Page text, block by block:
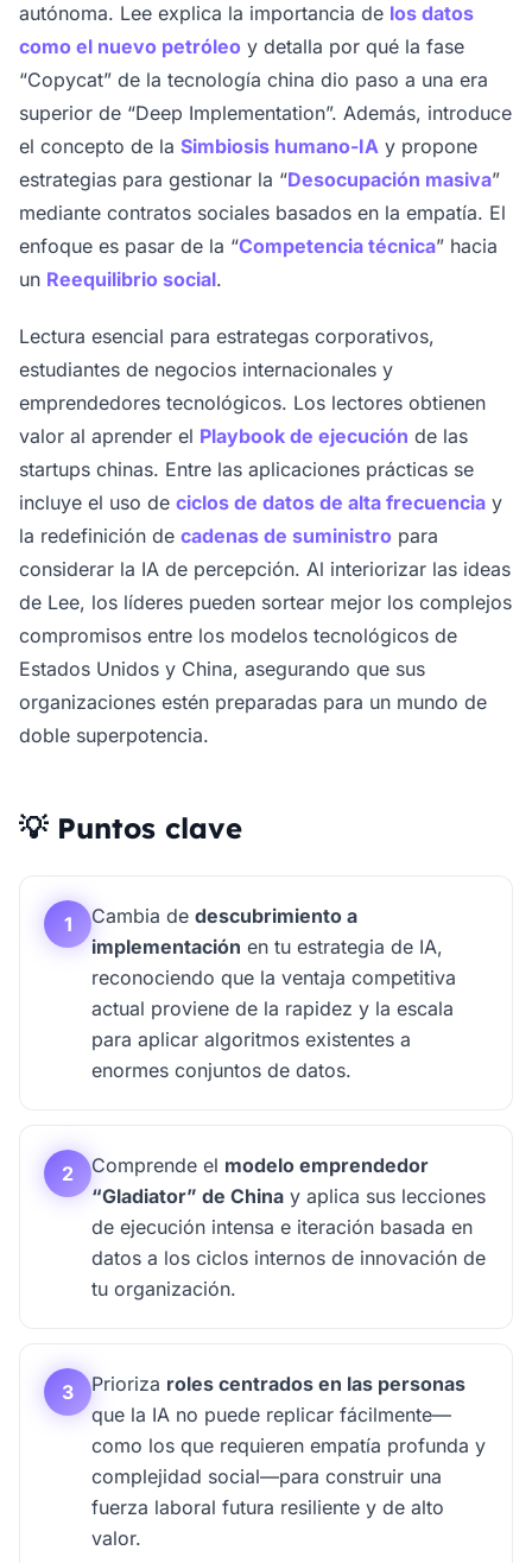
autónoma. Lee explica la importancia de los datos
como el nuevo petróleo y detalla por qué la fase
“Copycat” de la tecnología china dio paso a una era
superior de “Deep Implementation”. Además, introduce
el concepto de la Simbiosis humano-IA y propone
estrategias para gestionar la “Desocupación masiva”
mediante contratos sociales basados en la empatía. El
enfoque es pasar de la “Competencia técnica” hacia
un Reequilibrio social.
Lectura esencial para estrategas corporativos,
estudiantes de negocios internacionales y
emprendedores tecnológicos. Los lectores obtienen
valor al aprender el Playbook de ejecución de las
startups chinas. Entre las aplicaciones prácticas se
incluye el uso de ciclos de datos de alta frecuencia y
la redefinición de cadenas de suministro para
considerar la IA de percepción. Al interiorizar las ideas
de Lee, los líderes pueden sortear mejor los complejos
compromisos entre los modelos tecnológicos de
Estados Unidos y China, asegurando que sus
organizaciones estén preparadas para un mundo de
doble superpotencia.
💡 Puntos clave
1 Cambia de descubrimiento a
implementación en tu estrategia de IA,
reconociendo que la ventaja competitiva
actual proviene de la rapidez y la escala
para aplicar algoritmos existentes a
enormes conjuntos de datos.
2 Comprende el modelo emprendedor
“Gladiator” de China y aplica sus lecciones
de ejecución intensa e iteración basada en
datos a los ciclos internos de innovación de
tu organización.
3 Prioriza roles centrados en las personas
que la IA no puede replicar fácilmente—
como los que requieren empatía profunda y
complejidad social—para construir una
fuerza laboral futura resiliente y de alto
valor.